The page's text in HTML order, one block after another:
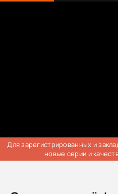
Для зарегистрированных и
новые серии и